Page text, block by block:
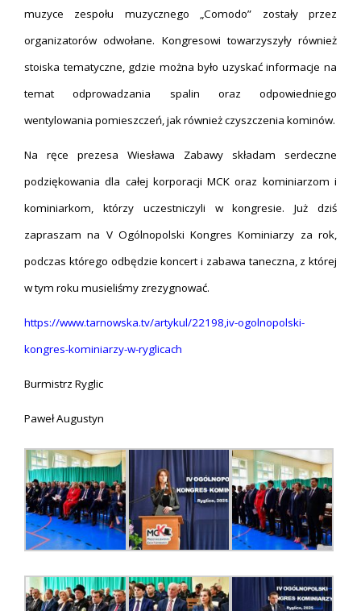
muzyce zespołu muzycznego „Comodo” zostały przez
organizatorów odwołane. Kongresowi towarzyszyły również
stoiska tematyczne, gdzie można było uzyskać informacje na
temat odprowadzania spalin oraz odpowiedniego
wentylowania pomieszczeń, jak również czyszczenia kominów.
Na ręce prezesa Wiesława Zabawy składam serdeczne
podziękowania dla całej korporacji MCK oraz kominiarzom i
kominiarkom, którzy uczestniczyli w kongresie. Już dziś
zapraszam na V Ogólnopolski Kongres Kominiarzy za rok,
podczas którego odbędzie koncert i zabawa taneczna, z której
w tym roku musieliśmy zrezygnować.
https://www.tarnowska.tv/artykul/22198,iv-ogolnopolski-
kongres-kominiarzy-w-ryglicach
Burmistrz Ryglic
Paweł Augustyn